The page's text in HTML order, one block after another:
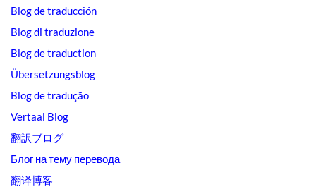
Blog de traducción
Blog di traduzione
Blog de traduction
Übersetzungsblog
Blog de tradução
Vertaal Blog
翻訳ブログ
Блог на тему перевода
翻译博客